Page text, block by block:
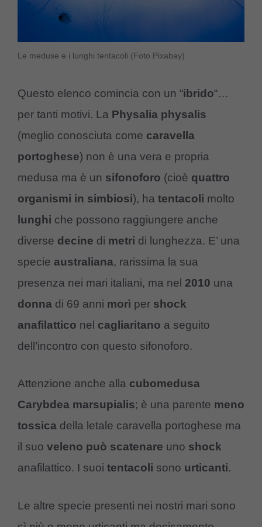
Le meduse e i lunghi tentacoli (Foto Pixabay)
Questo elenco comincia con un “ibrido“…
per tanti motivi. La Physalia physalis
(meglio conosciuta come caravella
portoghese) non è una vera e propria
medusa ma è un sifonoforo (cioè quattro
organismi in simbiosi), ha tentacoli molto
lunghi che possono raggiungere anche
diverse decine di metri di lunghezza. E’ una
specie australiana, rarissima la sua
presenza nei mari italiani, ma nel 2010 una
donna di 69 anni morì per shock
anafilattico nel cagliaritano a seguito
dell’incontro con questo sifonoforo.
Attenzione anche alla cubomedusa
Carybdea marsupialis; è una parente meno
tossica della letale caravella portoghese ma
il suo veleno può scatenare uno shock
anafilattico. I suoi tentacoli sono urticanti.
Le altre specie presenti nei nostri mari sono